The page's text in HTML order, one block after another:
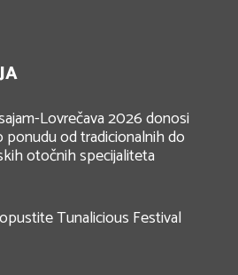
Lovrečava 2026 donosi
ponudu od tradicionalnih do
otočnih specijaliteta
Tunalicious Festival